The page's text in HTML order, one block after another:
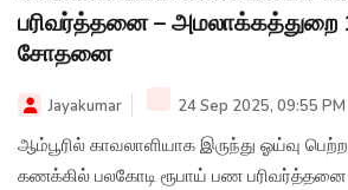
பரிவர்த்தனை – அமலாக்கத்துறை
சோதனை
Jayakumar 24 Sep 2025, 09:55 PM
ஆம்பூரில் காவலாளியாக இருந்து ஓய்வு
கணக்கில் பலகோடி ரூபாய் பண பரிவர்த்தனை